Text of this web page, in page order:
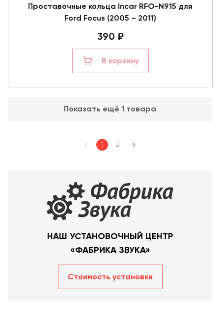
Проставочные кольца Incar RFO-N915 для
Ford Focus (2005 – 2011)
390 ₽
В корзину
Показать ещё 1 товара
1 2
НАШ УСТАНОВОЧНЫЙ ЦЕНТР
«ФАБРИКА ЗВУКА»
Стоимость уcтановки